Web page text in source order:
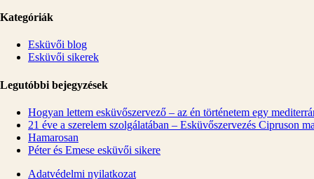
Kategóriák
Esküvői blog
Esküvői sikerek
Legutóbbi bejegyzések
Hogyan lettem esküvőszervező – az én történetem egy
21 éve a szerelem szolgálatában – Esküvőszervezés Cipruson
Hamarosan
Péter és Emese esküvői sikere
Adatvédelmi nyilatkozat